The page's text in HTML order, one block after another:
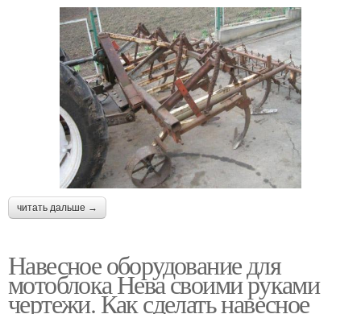
читать дальше →
Навесное оборудование для
мотоблока Нева своими руками
чертежи. Как сделать навесное